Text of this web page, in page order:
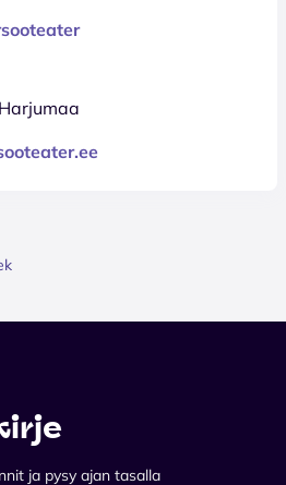
ja pysy ajan tasalla